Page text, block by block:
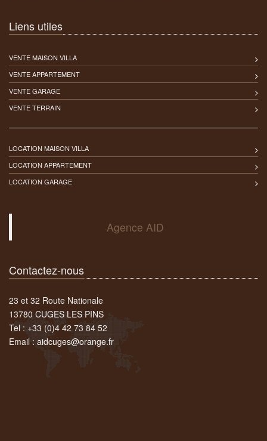
Liens utiles
VENTE MAISON VILLA
VENTE APPARTEMENT
VENTE GARAGE
VENTE TERRAIN
LOCATION MAISON VILLA
LOCATION APPARTEMENT
LOCATION GARAGE
Agence AID
Contactez-nous
23 et 32 Route Nationale
13780 CUGES LES PINS
Tel : +33 (0)4 42 73 84 52
Email : aidcuges@orange.fr